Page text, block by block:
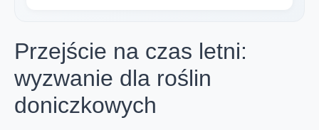
Przejście na czas letni:
wyzwanie dla roślin
doniczkowych